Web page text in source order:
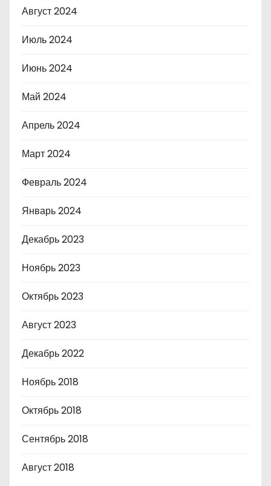
Август 2024
Июль 2024
Июнь 2024
Май 2024
Апрель 2024
Март 2024
Февраль 2024
Январь 2024
Декабрь 2023
Ноябрь 2023
Октябрь 2023
Август 2023
Декабрь 2022
Ноябрь 2018
Октябрь 2018
Сентябрь 2018
Август 2018